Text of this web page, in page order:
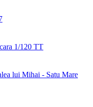
1/120 TT
lui Mihai - Satu Mare